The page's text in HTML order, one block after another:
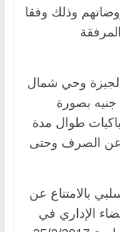
وذلك وفقا
وحي شمال
الجيزة في صرف مبلغ مالي 2000 جنيه بصورة
طوال مدة
عن الصرف وحتى
بالامتناع عن
الإداري في